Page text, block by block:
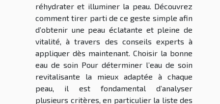
réhydrater et illuminer la peau. Découvrez
comment tirer parti de ce geste simple afin
d’obtenir une peau éclatante et pleine de
vitalité, à travers des conseils experts à
appliquer dès maintenant. Choisir la bonne
eau de soin Pour déterminer l’eau de soin
revitalisante la mieux adaptée à chaque
peau, il est fondamental d’analyser
plusieurs critères, en particulier la liste des